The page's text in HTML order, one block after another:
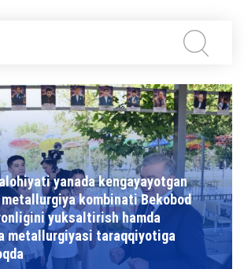
yanada kengayayotgan
kombinati Bekobod
yuksaltirish hamda
metallurgiyasi taraqqiyotiga